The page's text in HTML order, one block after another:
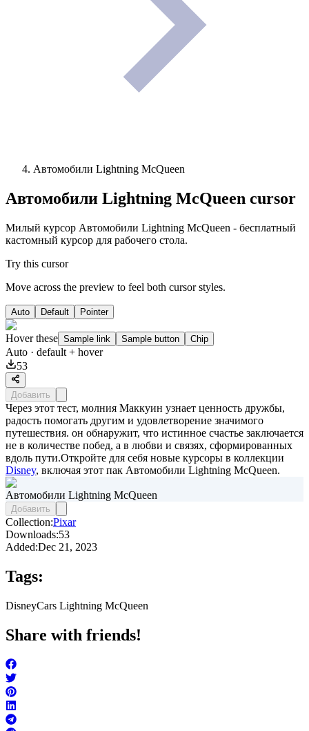
Автомобили Lightning McQueen
Автомобили Lightning McQueen cursor
Милый курсор Автомобили Lightning McQueen - бесплатный
кастомный курсор для рабочего стола.
Try this cursor
Move across the preview to feel both cursor styles.
Auto Default Pointer
Hover these Sample link Sample button Chip
Auto · default + hover
53
Добавить
Через этот тест, молния Маккуин узнает ценность дружбы,
радость помогать другим и удовлетворение значимого
путешествия. он обнаружит, что истинное счастье заключается
не в количестве побед, а в любви и связях, сформированных
вдоль пути.Откройте для себя новые курсоры в коллекции
Disney, включая этот пак Автомобили Lightning McQueen.
Автомобили Lightning McQueen
Добавить
Collection:Pixar
Downloads:53
Added:Dec 21, 2023
Tags:
DisneyCars Lightning McQueen
Share with friends!